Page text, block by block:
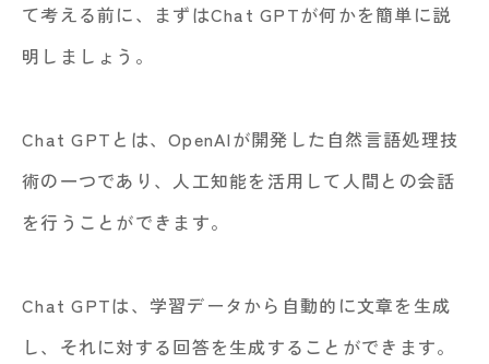
て考える前に、まずはChat GPTが何かを簡単に説
明しましょう。
Chat GPTとは、OpenAIが開発した自然言語処理技
術の一つであり、人工知能を活用して人間との会話
を行うことができます。
Chat GPTは、学習データから自動的に文章を生成
し、それに対する回答を生成することができます。